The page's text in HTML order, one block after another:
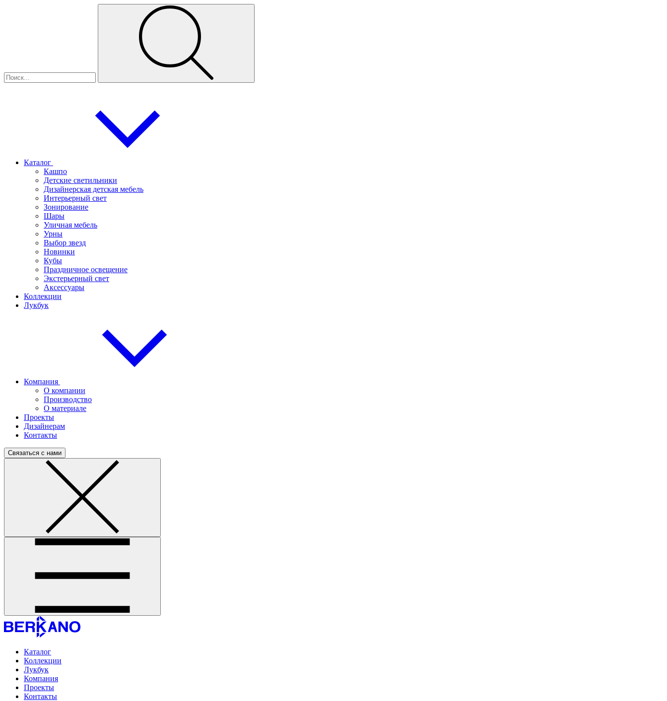
Каталог
Кашпо
Детские светильники
Дизайнерская детская мебель
Интерьерный свет
Зонирование
Шары
Уличная мебель
Урны
Выбор звезд
Новинки
Кубы
Праздничное освещение
Экстерьерный свет
Аксессуары
Коллекции
Лукбук
Компания
О компании
Производство
О материале
Проекты
Дизайнерам
Контакты
Связаться с нами
Каталог
Коллекции
Лукбук
Компания
Проекты
Контакты